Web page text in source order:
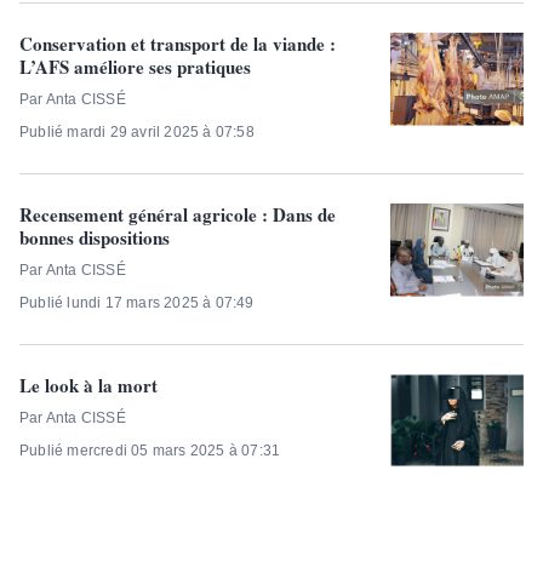
Conservation et transport de la viande :
L’AFS améliore ses pratiques
Par Anta CISSÉ
Publié mardi 29 avril 2025 à 07:58
Recensement général agricole : Dans de
bonnes dispositions
Par Anta CISSÉ
Publié lundi 17 mars 2025 à 07:49
Le look à la mort
Par Anta CISSÉ
Publié mercredi 05 mars 2025 à 07:31